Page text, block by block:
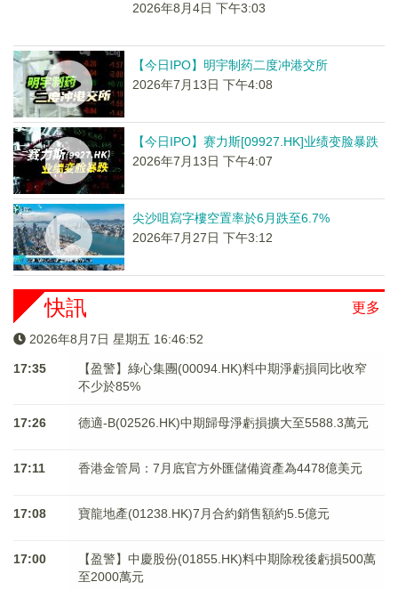
2026年8月4日 下午3:03
【今日IPO】明宇制药二度冲港交所
2026年7月13日 下午4:08
【今日IPO】赛力斯[09927.HK]业绩变脸暴跌
2026年7月13日 下午4:07
尖沙咀寫字樓空置率於6月跌至6.7%
2026年7月27日 下午3:12
更多
快訊
2026年8月7日 星期五 16:46:53
17:35
【盈警】綠心集團(00094.HK)料中期淨虧損同比收窄
不少於85%
17:26 德適-B(02526.HK)中期歸母淨虧損擴大至5588.3萬元
17:11 香港金管局：7月底官方外匯儲備資產為4478億美元
17:08 寶龍地產(01238.HK)7月合約銷售額約5.5億元
17:00
【盈警】中慶股份(01855.HK)料中期除稅後虧損500萬
至2000萬元